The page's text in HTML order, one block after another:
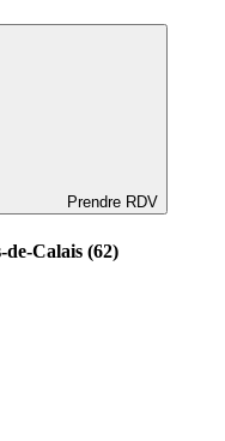
Prendre RDV
de-Calais (62)